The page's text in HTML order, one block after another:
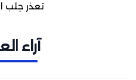
تعذر جلب
آراء